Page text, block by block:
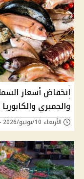
انخفاض أسعار
والجمبري
الأربعاء 10/يونيو/2026 - 09:52 ص